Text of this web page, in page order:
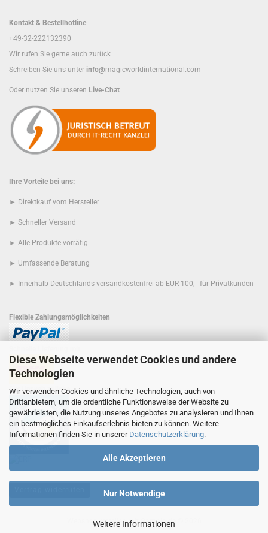
Diese Webseite verwendet Cookies und andere
Technologien
Wir verwenden Cookies und ähnliche Technologien, auch von
Drittanbietern, um die ordentliche Funktionsweise der Website zu
gewährleisten, die Nutzung unseres Angebotes zu analysieren und Ihnen
ein bestmögliches Einkaufserlebnis bieten zu können. Weitere
Informationen finden Sie in unserer Datenschutzerklärung.
Alle Akzeptieren
Nur Notwendige
Weitere Informationen
Kontakt & Bestellhotline
+49-32-222132390
Wir rufen Sie gerne auch zurück
Schreiben Sie uns unter info@magicworldinternational.com
Oder nutzen Sie unseren Live-Chat
Ihre Vorteile bei uns:
► Direktkauf vom Hersteller
► Schneller Versand
► Alle Produkte vorrätig
► Umfassende Beratung
► Innerhalb Deutschlands versandkostenfrei ab EUR 100,-- für Privatkunden
Flexible Zahlungsmöglichkeiten
Der Umwelt zuliebe
Webshop erstellenmit Gambio.de © 2026